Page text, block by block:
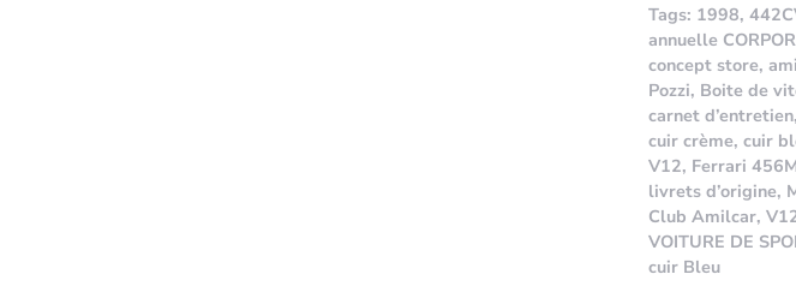
Tags: 1998,
annuelle
concept store,
Pozzi, Boite de
carnet d’entretien,
cuir crème, cuir
V12, Ferrari
livrets d’origine,
Club Amilcar,
VOITURE DE
cuir Bleu